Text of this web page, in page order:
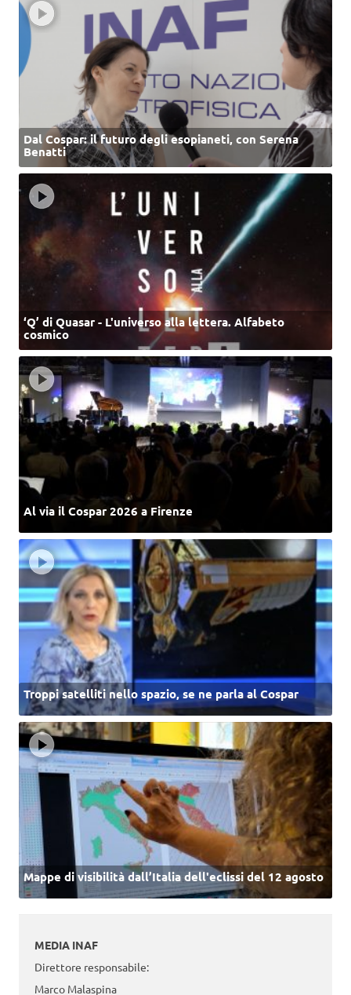
Dal Cospar: il futuro degli esopianeti, con Serena
Benatti
‘Q’ di Quasar - L'universo alla lettera. Alfabeto
cosmico
Al via il Cospar 2026 a Firenze
Troppi satelliti nello spazio, se ne parla al Cospar
Mappe di visibilità dall’Italia dell'eclissi del 12 agosto
MEDIA INAF
Direttore responsabile:
Marco Malaspina